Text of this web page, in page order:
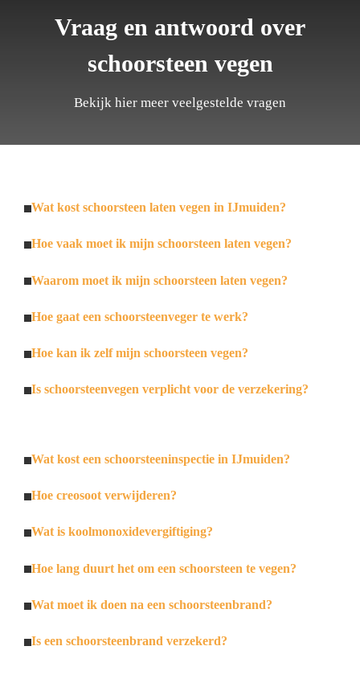
Vraag en antwoord over
schoorsteen vegen
Bekijk hier meer veelgestelde vragen
Wat kost schoorsteen laten vegen in IJmuiden?
Hoe vaak moet ik mijn schoorsteen laten vegen?
Waarom moet ik mijn schoorsteen laten vegen?
Hoe gaat een schoorsteenveger te werk?
Hoe kan ik zelf mijn schoorsteen vegen?
Is schoorsteenvegen verplicht voor de verzekering?
Wat kost een schoorsteeninspectie in IJmuiden?
Hoe creosoot verwijderen?
Wat is koolmonoxidevergiftiging?
Hoe lang duurt het om een schoorsteen te vegen?
Wat moet ik doen na een schoorsteenbrand?
Is een schoorsteenbrand verzekerd?